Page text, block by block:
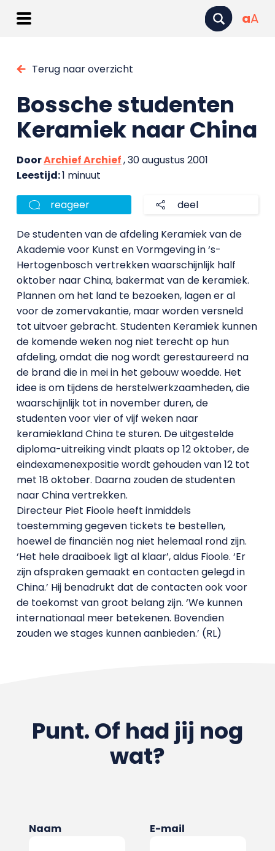
aA
Terug naar overzicht
Bossche studenten
Keramiek naar China
DoorArchief Archief, 30 augustus 2001
Leestijd:1 minuut
reageer deel
De studenten van de afdeling Keramiek van de
Akademie voor Kunst en Vormgeving in ‘s-
Hertogenbosch vertrekken waarschijnlijk half
oktober naar China, bakermat van de keramiek.
Plannen om het land te bezoeken, lagen er al
voor de zomervakantie, maar worden versneld
tot uitvoer gebracht. Studenten Keramiek kunnen
de komende weken nog niet terecht op hun
afdeling, omdat die nog wordt gerestaureerd na
de brand die in mei in het gebouw woedde. Het
idee is om tijdens de herstelwerkzaamheden, die
waarschijnlijk tot in november duren, de
studenten voor vier of vijf weken naar
keramiekland China te sturen. De uitgestelde
diploma-uitreiking vindt plaats op 12 oktober, de
eindexamenexpositie wordt gehouden van 12 tot
met 18 oktober. Daarna zouden de studenten
naar China vertrekken.
Directeur Piet Fioole heeft inmiddels
toestemming gegeven tickets te bestellen,
hoewel de financiën nog niet helemaal rond zijn.
‘Het hele draaiboek ligt al klaar’, aldus Fioole. ‘Er
zijn afspraken gemaakt en contacten gelegd in
China.’ Hij benadrukt dat de contacten ook voor
de toekomst van groot belang zijn. ‘We kunnen
internationaal meer betekenen. Bovendien
zouden we stages kunnen aanbieden.’ (RL)
Punt. Of had jij nog
wat?
Naam E-mail